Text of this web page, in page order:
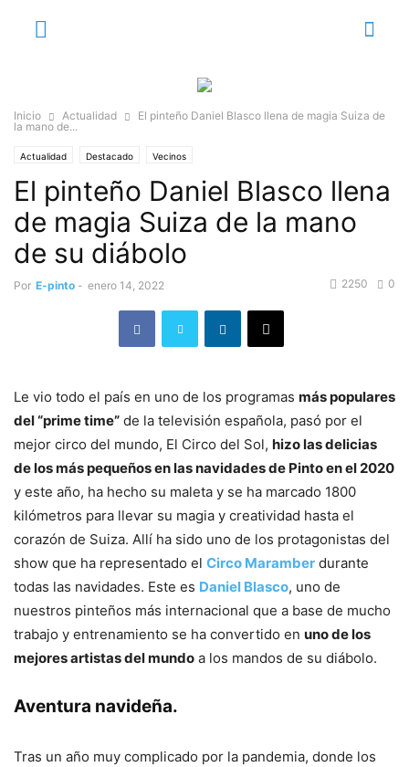
Inicio Actualidad
El pinteño Daniel Blasco llena de magia Suiza de
la mano de...
Actualidad Destacado Vecinos
El pinteño Daniel Blasco llena
de magia Suiza de la mano
de su diábolo
Por E-pinto - enero 14, 2022 0
2250
Le vio todo el país en uno de los programas más populares
del “prime time” de la televisión española, pasó por el
mejor circo del mundo, El Circo del Sol, hizo las delicias
de los más pequeños en las navidades de Pinto en el 2020
y este año, ha hecho su maleta y se ha marcado 1800
kilómetros para llevar su magia y creatividad hasta el
corazón de Suiza. Allí ha sido uno de los protagonistas del
show que ha representado el Circo Maramber durante
todas las navidades. Este es Daniel Blasco, uno de
nuestros pinteños más internacional que a base de mucho
trabajo y entrenamiento se ha convertido en uno de los
mejores artistas del mundo a los mandos de su diábolo.
Aventura navideña.
Tras un año muy complicado por la pandemia, donde los